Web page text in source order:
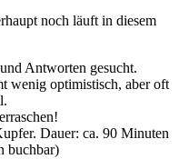
noch läuft in diesem
Antworten gesucht.
wenig optimistisch, aber oft
Dauer: ca. 90 Minuten
buchbar)